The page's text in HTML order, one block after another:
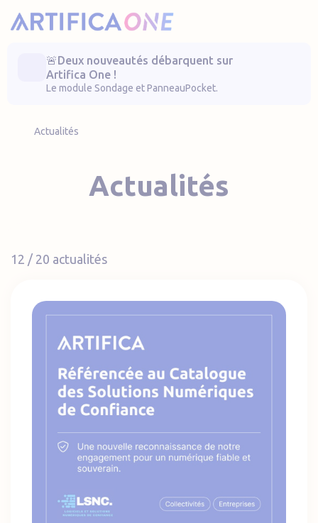
🚨Deux nouveautés débarquent sur
Artifica One !
Le module Sondage et PanneauPocket.
Actualités
Actualités
12 / 20 actualités
Annuaire national des éditeurs numériques